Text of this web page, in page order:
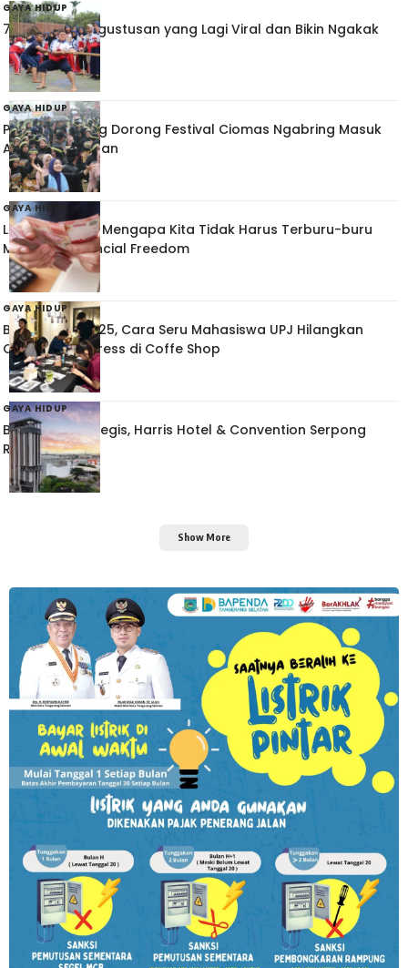
GAYA HIDUP
7 Ide Lomba Agustusan yang Lagi Viral dan Bikin Ngakak
GAYA HIDUP
Pemkab Serang Dorong Festival Ciomas Ngabring Masuk
Agenda Tahunan
GAYA HIDUP
Lega Finansial: Mengapa Kita Tidak Harus Terburu-buru
Mengejar Financial Freedom
GAYA HIDUP
Back to Petak 25, Cara Seru Mahasiswa UPJ Hilangkan
Commuting Stress di Coffe Shop
GAYA HIDUP
Berlokasi Strategis, Harris Hotel & Convention Serpong
Resmi Dibuka
Show More